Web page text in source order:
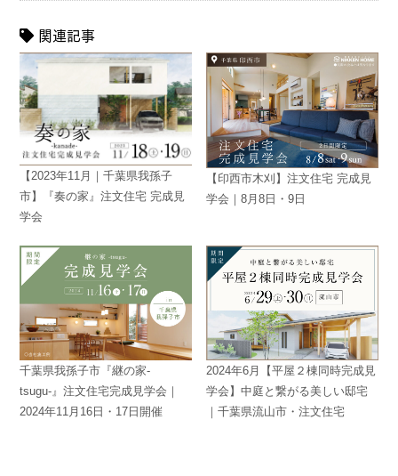
関連記事
【2023年11月｜千葉県我孫子
市】『奏の家』注文住宅 完成見
学会
【印西市木刈】注文住宅 完成見
学会｜8月8日・9日
千葉県我孫子市『継の家-
tsugu-』注文住宅完成見学会｜
2024年11月16日・17日開催
2024年6月【平屋２棟同時完成見
学会】中庭と繋がる美しい邸宅
｜千葉県流山市・注文住宅